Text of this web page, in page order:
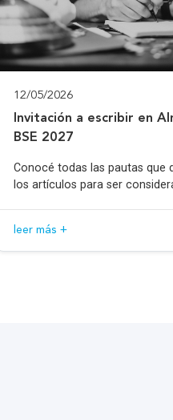
12/05/2026
Invitación a escribir en
BSE 2027
Conocé todas las pautas que
los artículos para ser
leer más +